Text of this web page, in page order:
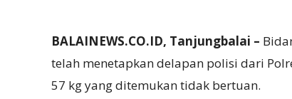
BALAINEWS.CO.ID, Tanjungbalai –
telah menetapkan delapan polisi dari
57 kg yang ditemukan tidak bertuan.